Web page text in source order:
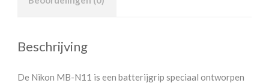
Beschrijving
De Nikon MB-N11 is een batterijgrip speciaal ontworpen